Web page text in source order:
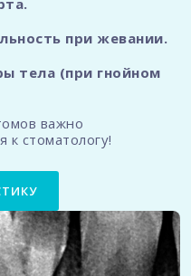
при жевании.
тела (при гнойном
важно
к стоматологу!